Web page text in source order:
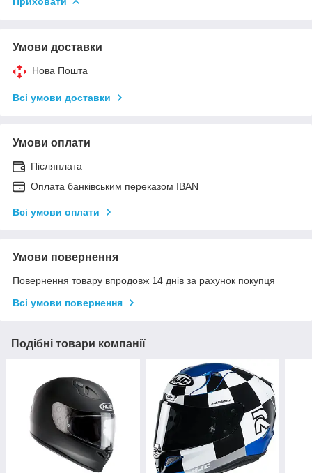
Умови доставки
Нова Пошта
Всі умови доставки
Умови оплати
Післяплата
Оплата банківським переказом IBAN
Всі умови оплати
Умови повернення
Повернення товару впродовж 14 днів за рахунок покупця
Всі умови повернення
Подібні товари компанії